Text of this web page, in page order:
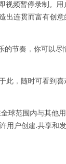
视频暂停录制。用
出连贯而富有创意
的节奏，你可以尽
此，随时可看到喜
球范围内与其他
用户创建.共享和